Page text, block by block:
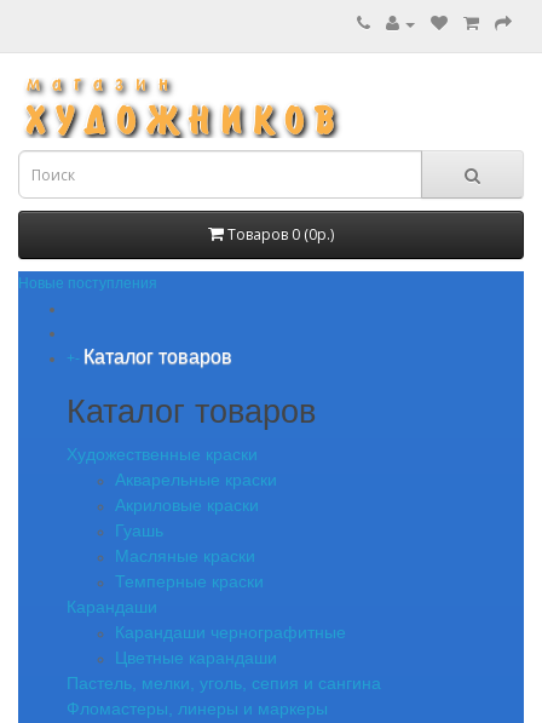
Товаров 0 (0р.)
Новые поступления
+- Каталог товаров
Каталог товаров
Художественные краски
Акварельные краски
Акриловые краски
Гуашь
Масляные краски
Темперные краски
Карандаши
Карандаши чернографитные
Цветные карандаши
Пастель, мелки, уголь, сепия и сангина
Фломастеры, линеры и маркеры